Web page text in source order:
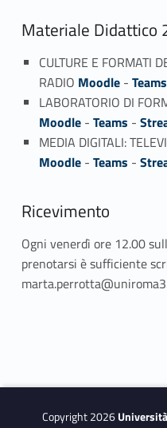
Materiale Didattico
CULTURE E FORMATI
RADIO Moodle- Teams
LABORATORIO DI
Moodle- Teams -
MEDIA DIGITALI:
Moodle- Teams -
Ricevimento
Ogni venerdì ore 12.00
prenotarsi è sufficiente
Copyright 2026